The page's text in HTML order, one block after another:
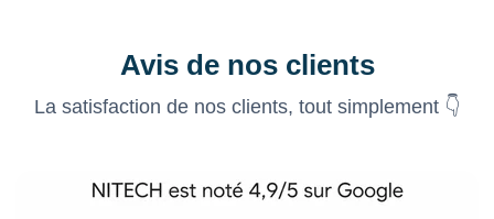
Avis de nos clients
La satisfaction de nos clients, tout simplement 👇